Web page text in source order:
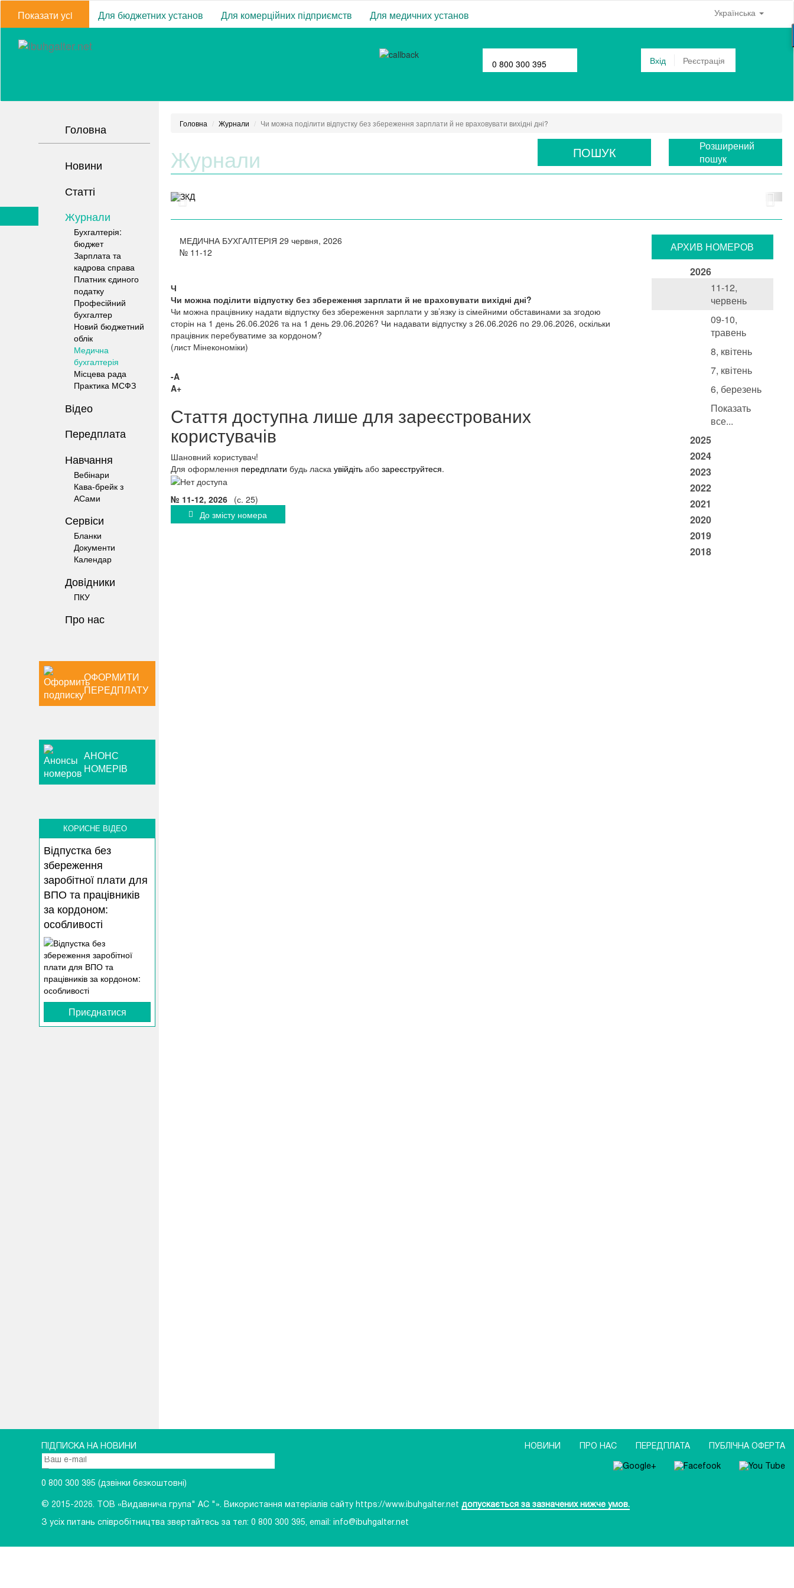
Показати усi Для бюджетних установ Для комерційних підприємств Для медичних установ Українська
0 800 300 395 Вхід Реєстрація
Головна
Новини
Статті
Журнали
Бухгалтерія:
бюджет
Зарплата та
кадрова справа
Платник єдиного
податку
Професійний
бухгалтер
Новий бюджетний
облік
Медична
бухгалтерія
Місцева рада
Практика МСФЗ
Відео
Передплата
Навчання
Вебінари
Кава-брейк з
АСами
Сервіси
Бланки
Документи
Календар
Довiдники
ПКУ
Про нас
ОФОРМИТИ
ПЕРЕДПЛАТУ
АНОНС
НОМЕРІВ
КОРИСНЕ ВІДЕО
Відпустка без
збереження
заробітної плати для
ВПО та працівників
за кордоном:
особливості
Приєднатися
Головна Журнали Чи можна поділити відпустку без збереження зарплати й не враховувати вихідні дні?
Журнали ПОШУК
Розширений
пошук
МЕДИЧНА БУХГАЛТЕРІЯ 29 червня, 2026
№ 11-12
Ч
Чи можна поділити відпустку без збереження зарплати й не враховувати вихідні дні?
Чи можна працівнику надати відпустку без збереження зарплати у зв’язку із сімейними обставинами за згодою
сторін на 1 день 26.06.2026 та на 1 день 29.06.2026? Чи надавати відпустку з 26.06.2026 по 29.06.2026, оскільки
працівник перебуватиме за кордоном?
(лист Мінекономіки)
-A
A+
Стаття доступна лише для зареєстрованих
користувачів
Шановний користувач!
Для оформлення передплати будь ласка увійдіть або зареєструйтеся.
№ 11-12, 2026 (с. 25)
До змісту номера
АРХИВ НОМЕРОВ
2026
11-12,
червень
09-10,
травень
8, квітень
7, квітень
6, березень
Показать
все...
2025
2024
2023
2022
2021
2020
2019
2018
ПІДПИСКА НА НОВИНИ
0 800 300 395 (дзвінки безкоштовні)
НОВИНИ ПРО НАС ПЕРЕДПЛАТА ПУБЛIЧНА ОФЕРТА
© 2015-2026. ТОВ «Видавнича група" АС "». Використання матеріалів сайту https://www.ibuhgalter.net допускається за зазначених нижче умов.
З усіх питань співробітництва звертайтесь за тел: 0 800 300 395, email: info@ibuhgalter.net